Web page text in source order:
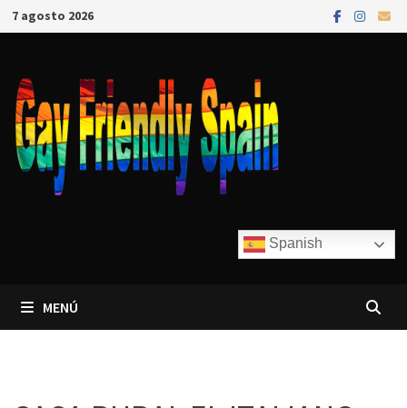
7 agosto 2026
Spanish
MENÚ